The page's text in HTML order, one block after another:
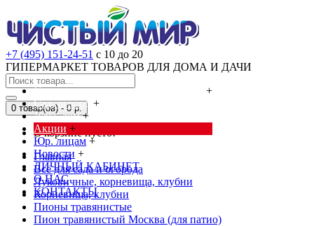
+7 (495) 151-24-51 с 10 до 20
ГИПЕРМАРКЕТ ТОВАРОВ ДЛЯ ДОМА И ДАЧИ
Cредства от насекомых и грызунов
+
Сад, огород +
Дача, дом +
Акции +
Юр. лицам +
Новости +
ЛИЧНЫЙ КАБИНЕТ
О НАС
КОНТАКТЫ
0 товар(ов) - 0 р.
В корзине пусто!
Главная
Всё для сада и огорода
Луковичные, корневища, клубни
Корневища, клубни
Пионы травянистые
Пион травянистый Москва (для патио)